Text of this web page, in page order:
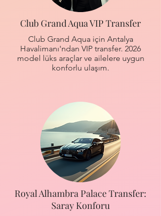
Club Grand Aqua VIP Transfer
Club Grand Aqua için Antalya
Havalimanı'ndan VIP transfer. 2026
model lüks araçlar ve ailelere uygun
konforlu ulaşım.
Royal Alhambra Palace Transfer:
Saray Konforu